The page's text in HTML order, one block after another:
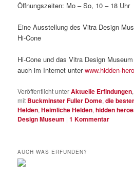
Öffnungszeiten: Mo – So, 10 – 18 Uhr
Eine Ausstellung des Vitra Design
Hi-Cone
Hi-Cone und das Vitra Design
auch im Internet unterwww.hidden-
Veröffentlicht unterAktuelle Erfindungen
mit Buckminster Fuller Dome,die
Helden,Heimliche Helden,hidden
Design Museum |1 Kommentar
AUCH WAS ERFUNDEN?